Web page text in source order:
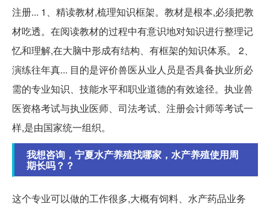
注册... 1、精读教材,梳理知识框架。教材是根本,必须把教
材吃透。在阅读教材的过程中有意识地对知识进行整理记
忆和理解,在大脑中形成有结构、有框架的知识体系。 2、
演练往年真... 目的是评价兽医从业人员是否具备执业所必
需的专业知识、技能水平和职业道德的有效途径。执业兽
医资格考试与执业医师、司法考试、注册会计师等考试一
样,是由国家统一组织。
我想咨询，宁夏水产养殖找哪家，水产养殖使用周
期长吗？？
这个专业可以做的工作很多,大概有饲料、水产药品业务